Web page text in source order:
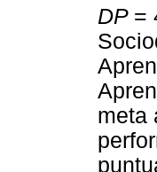
DP =
meta